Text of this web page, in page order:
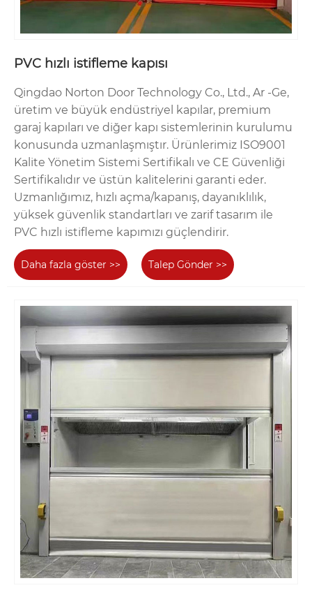
PVC hızlı istifleme kapısı
Qingdao Norton Door Technology Co., Ltd., Ar -Ge,
üretim ve büyük endüstriyel kapılar, premium
garaj kapıları ve diğer kapı sistemlerinin kurulumu
konusunda uzmanlaşmıştır. Ürünlerimiz ISO9001
Kalite Yönetim Sistemi Sertifikalı ve CE Güvenliği
Sertifikalıdır ve üstün kalitelerini garanti eder.
Uzmanlığımız, hızlı açma/kapanış, dayanıklılık,
yüksek güvenlik standartları ve zarif tasarım ile
PVC hızlı istifleme kapımızı güçlendirir.
Daha fazla göster >> Talep Gönder >>